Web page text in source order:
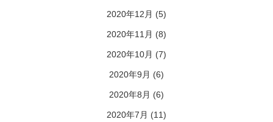
2020年12月 (5)
2020年11月 (8)
2020年10月 (7)
2020年9月 (6)
2020年8月 (6)
2020年7月 (11)